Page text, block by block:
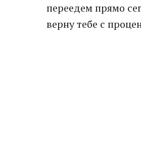
переедем прямо
верну тебе с